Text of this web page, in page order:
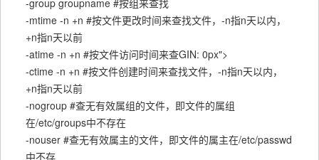
-group groupname #按组来查找
-mtime -n +n #按文件更改时间来查找文件，-n指n天以内，
+n指n天以前
-atime -n +n #按文件访问时间来查GIN: 0px">
-ctime -n +n #按文件创建时间来查找文件，-n指n天以内，
+n指n天以前
-nogroup #查无有效属组的文件，即文件的属组
在/etc/groups中不存在
-nouser #查无有效属主的文件，即文件的属主在/etc/passwd
中不存